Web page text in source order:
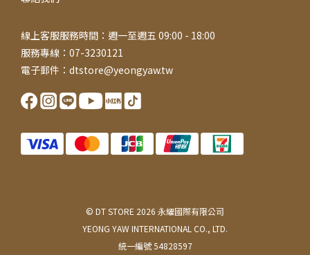
線上客服服務時間：週一至週五 09:00 - 18:00
服務專線：07-3230121
電子郵件：dtstore@yeongyaw.tw
© DT STORE 2026 永耀國際有限公司
YEONG YAW INTERNATIONAL CO., LTD.
統一編號 54828597